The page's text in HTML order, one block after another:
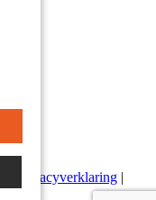
Privacyverklaring |